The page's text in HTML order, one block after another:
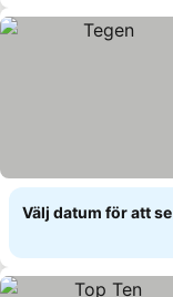
Välj datum för att